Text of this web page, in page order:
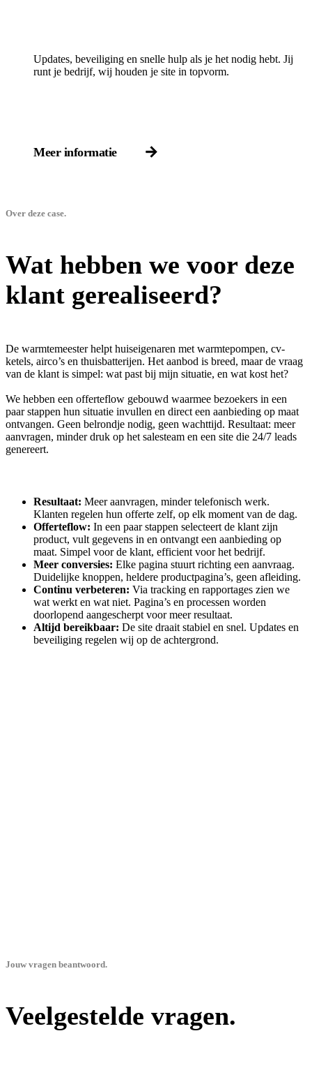
Updates, beveiliging en snelle hulp als je het nodig hebt. Jij
runt je bedrijf, wij houden je site in topvorm.
Meer informatie
Wat hebben we voor deze
klant gerealiseerd?
Over deze case.
De warmtemeester helpt huiseigenaren met warmtepompen, cv-
ketels, airco’s en thuisbatterijen. Het aanbod is breed, maar de vraag
van de klant is simpel: wat past bij mijn situatie, en wat kost het?
We hebben een offerteflow gebouwd waarmee bezoekers in een
paar stappen hun situatie invullen en direct een aanbieding op maat
ontvangen. Geen belrondje nodig, geen wachttijd. Resultaat: meer
aanvragen, minder druk op het salesteam en een site die 24/7 leads
genereert.
Resultaat: Meer aanvragen, minder telefonisch werk.
Klanten regelen hun offerte zelf, op elk moment van de dag.
Offerteflow: In een paar stappen selecteert de klant zijn
product, vult gegevens in en ontvangt een aanbieding op
maat. Simpel voor de klant, efficient voor het bedrijf.
Meer conversies: Elke pagina stuurt richting een aanvraag.
Duidelijke knoppen, heldere productpagina’s, geen afleiding.
Continu verbeteren: Via tracking en rapportages zien we
wat werkt en wat niet. Pagina’s en processen worden
doorlopend aangescherpt voor meer resultaat.
Altijd bereikbaar: De site draait stabiel en snel. Updates en
beveiliging regelen wij op de achtergrond.
Veelgestelde vragen.
Jouw vragen beantwoord.